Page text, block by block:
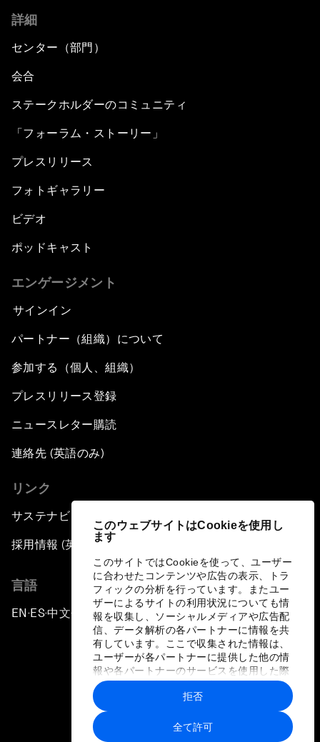
このウェブサイトはCookieを使用し
ます
このサイトではCookieを使って、ユーザー
に合わせたコンテンツや広告の表示、トラ
フィックの分析を行っています。またユー
ザーによるサイトの利用状況についても情
報を収集し、ソーシャルメディアや広告配
信、データ解析の各パートナーに情報を共
有しています。ここで収集された情報は、
ユーザーが各パートナーに提供した他の情
報や各パートナーのサービスを使用した際
に収集された情報と組み合わされ、各パー
トナーによって使用されることがありま
す。
全て許可
拒否
詳細
センター（部門）
会合
ステークホルダーのコミュニティ
「フォーラム・ストーリー」
プレスリリース
フォトギャラリー
ビデオ
ポッドキャスト
エンゲージメント
サインイン
パートナー（組織）について
参加する（個人、組織）
プレスリリース登録
ニュースレター購読
連絡先 (英語のみ)
リンク
サステナビリティへの取り組み
採用情報 (英語のみ)
言語
EN ▪ES▪中文▪ 日本語
プライバシーポリシーと利用規約
サイトマップ